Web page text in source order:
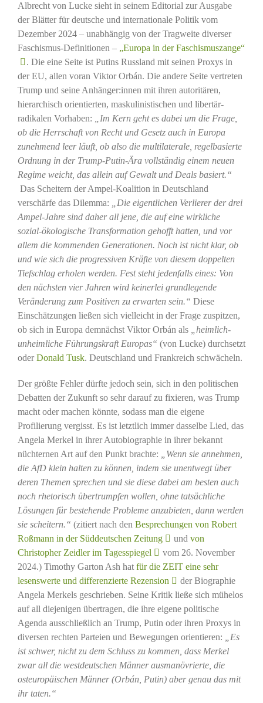
Albrecht von Lucke sieht in seinem Editorial zur Ausgabe
der Blätter für deutsche und internationale Politik vom
Dezember 2024 – unabhängig von der Tragweite diverser
Faschismus-Definitionen – „Europa in der Faschismuszange“
. Die eine Seite ist Putins Russland mit seinen Proxys in
der EU, allen voran Viktor Orbán. Die andere Seite vertreten
Trump und seine Anhänger:innen mit ihren autoritären,
hierarchisch orientierten, maskulinistischen und libertär-
radikalen Vorhaben:
„Im Kern geht es dabei um die Frage,
ob die Herrschaft von Recht und Gesetz auch in Europa
zunehmend leer läuft, ob also die multilaterale, regelbasierte
Ordnung in der Trump-Putin-Ära vollständig einem neuen
Regime weicht, das allein auf Gewalt und Deals basiert.“
Das Scheitern der Ampel-Koalition in Deutschland
verschärfe das Dilemma:
„Die eigentlichen Verlierer der drei
Ampel-Jahre sind daher all jene, die auf eine wirkliche
sozial-ökologische Transformation gehofft hatten, und vor
allem die kommenden Generationen. Noch ist nicht klar, ob
und wie sich die progressiven Kräfte von diesem doppelten
Tiefschlag erholen werden. Fest steht jedenfalls eines: Von
den nächsten vier Jahren wird keinerlei grundlegende
Veränderung zum Positiven zu erwarten sein.“ Diese
Einschätzungen ließen sich vielleicht in der Frage zuspitzen,
ob sich in Europa demnächst Viktor Orbán als
„heimlich-
unheimliche Führungskraft Europas“ (von Lucke) durchsetzt
oderDonald Tusk. Deutschland und Frankreich schwächeln.
Der größte Fehler dürfte jedoch sein, sich in den politischen
Debatten der Zukunft so sehr darauf zu fixieren, was Trump
macht oder machen könnte, sodass man die eigene
Profilierung vergisst. Es ist letztlich immer dasselbe Lied, das
Angela Merkel in ihrer Autobiographie in ihrer bekannt
nüchternen Art auf den Punkt brachte:
„Wenn sie annehmen,
die AfD klein halten zu können, indem sie unentwegt über
deren Themen sprechen und sie diese dabei am besten auch
noch rhetorisch übertrumpfen wollen, ohne tatsächliche
Lösungen für bestehende Probleme anzubieten, dann werden
sie scheitern.“ (zitiert nach den Besprechungen von Robert
Roßmann in der Süddeutschen Zeitung
und von
Christopher Zeidler im Tagesspiegel
vom 26. November
2024.) Timothy Garton Ash hat für die ZEIT eine sehr
lesenswerte und differenzierte Rezension
der Biographie
Angela Merkels geschrieben. Seine Kritik ließe sich mühelos
auf all diejenigen übertragen, die ihre eigene politische
Agenda ausschließlich an Trump, Putin oder ihren Proxys in
diversen rechten Parteien und Bewegungen orientieren:
„Es
ist schwer, nicht zu dem Schluss zu kommen, dass Merkel
zwar all die westdeutschen Männer ausmanövrierte, die
osteuropäischen Männer (Orbán, Putin) aber genau das mit
ihr taten.“